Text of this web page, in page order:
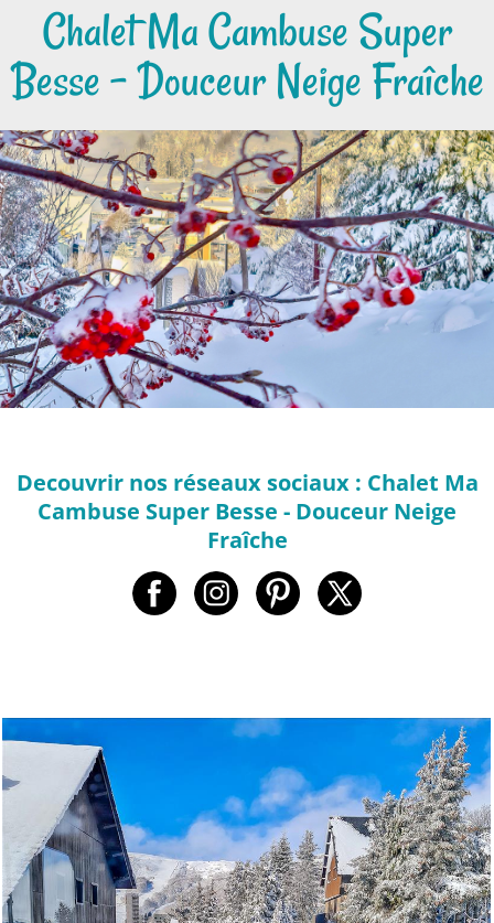
Chalet Ma Cambuse Super
Besse - Douceur Neige Fraîche
Decouvrir nos réseaux sociaux : Chalet Ma
Cambuse Super Besse - Douceur Neige
Fraîche